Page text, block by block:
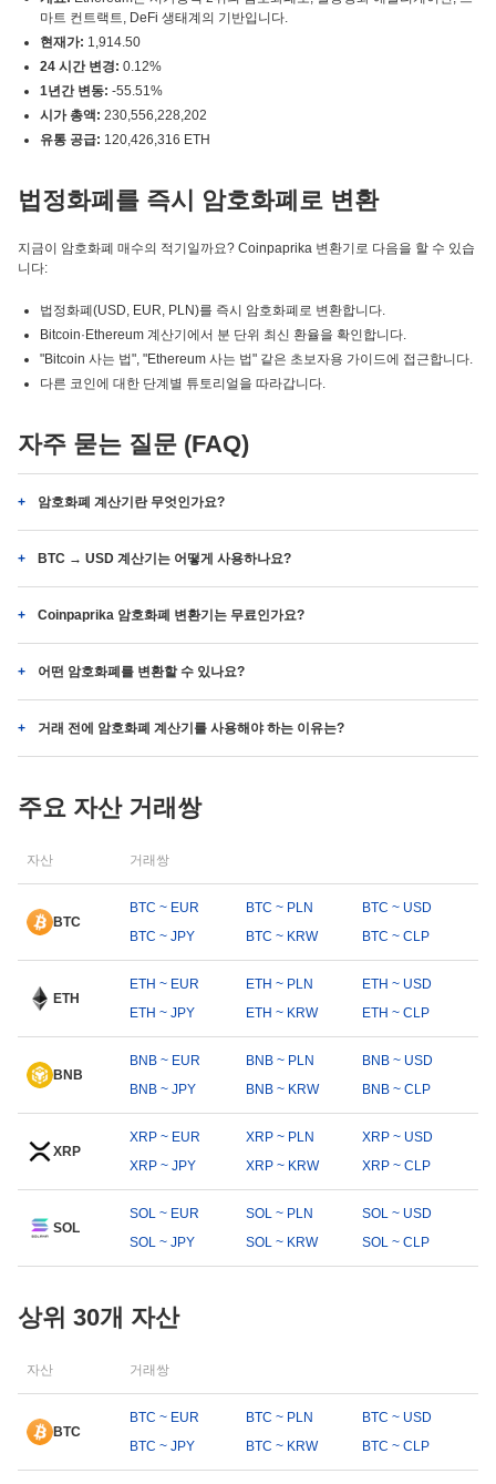
마트 컨트랙트, DeFi 생태계의 기반입니다.
현재가: 1,914.50
24 시간 변경: 0.12%
1년간 변동: -55.51%
시가 총액: 230,556,228,202
유통 공급: 120,426,316 ETH
법정화폐를 즉시 암호화폐로 변환
지금이 암호화폐 매수의 적기일까요? Coinpaprika 변환기로 다음을 할 수 있습
니다:
법정화폐(USD, EUR, PLN)를 즉시 암호화폐로 변환합니다.
Bitcoin·Ethereum 계산기에서 분 단위 최신 환율을 확인합니다.
"Bitcoin 사는 법", "Ethereum 사는 법" 같은 초보자용 가이드에 접근합니다.
다른 코인에 대한 단계별 튜토리얼을 따라갑니다.
자주 묻는 질문 (FAQ)
암호화폐 계산기란 무엇인가요?
BTC → USD 계산기는 어떻게 사용하나요?
Coinpaprika 암호화폐 변환기는 무료인가요?
어떤 암호화폐를 변환할 수 있나요?
거래 전에 암호화폐 계산기를 사용해야 하는 이유는?
주요 자산 거래쌍
자산 거래쌍
BTC
BTC ~ EUR BTC ~ PLN
BTC ~ USD
BTC ~ JPY
BTC ~ KRW BTC ~ CLP
ETH
ETH ~ EUR ETH ~ PLN
ETH ~ USD
ETH ~ JPY
ETH ~ KRW ETH ~ CLP
BNB
BNB ~ EUR BNB ~ PLN
BNB ~ USD
BNB ~ JPY
BNB ~ KRW BNB ~ CLP
XRP
XRP ~ EUR XRP ~ PLN
XRP ~ USD
XRP ~ JPY
XRP ~ KRW XRP ~ CLP
SOL
SOL ~ EUR SOL ~ PLN
SOL ~ USD
SOL ~ JPY
SOL ~ KRW SOL ~ CLP
상위 30개 자산
자산 거래쌍
BTC
BTC ~ EUR BTC ~ PLN
BTC ~ USD
BTC ~ JPY
BTC ~ KRW BTC ~ CLP